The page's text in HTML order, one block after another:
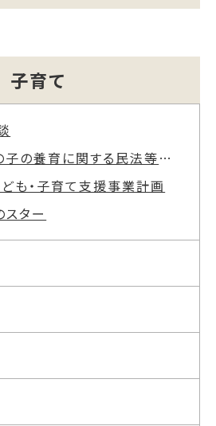
子育て
する民法等改正（共同親権等）について
も・子育て支援事業計画
ター